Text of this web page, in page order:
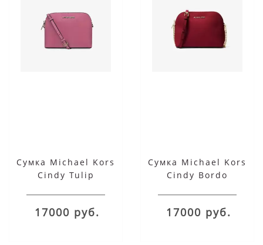
Сумка Michael Kors
Cindy Tulip
17000 руб.
Сумка Michael Kors
Cindy Bordo
17000 руб.